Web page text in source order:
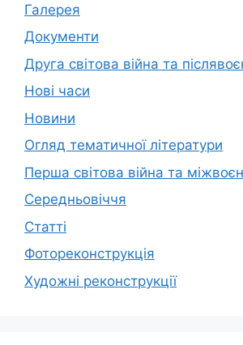
Галерея
Документи
Друга світова війна та
Нові часи
Новини
Огляд тематичної літератури
Перша світова війна та
Середньовіччя
Статті
Фотореконструкція
Художні реконструкції